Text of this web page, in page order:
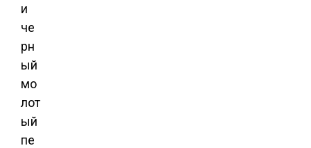
и
че
рн
ый
мо
лот
ый
пе